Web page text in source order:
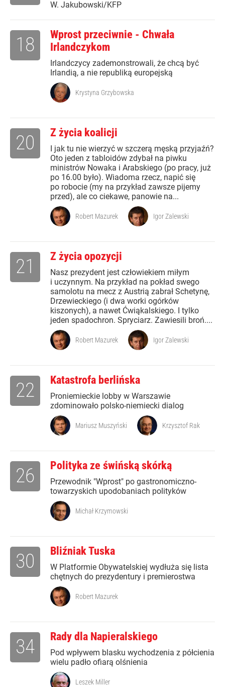
W. Jakubowski/KFP
Wprost przeciwnie - Chwała
Irlandczykom
Irlandczycy zademonstrowali, że chcą być
Irlandią, a nie republiką europejską
18
Krystyna Grzybowska
Z życia koalicji
I jak tu nie wierzyć w szczerą męską przyjaźń?
Oto jeden z tabloidów zdybał na piwku
ministrów Nowaka i Arabskiego (po pracy, już
po 16.00 było). Wiadoma rzecz, napić się
po robocie (my na przykład zawsze pijemy
przed), ale co ciekawe, panowie na...
20
Robert Mazurek Igor Zalewski
Z życia opozycji
Nasz prezydent jest człowiekiem miłym
i uczynnym. Na przykład na pokład swego
samolotu na mecz z Austrią zabrał Schetynę,
Drzewieckiego (i dwa worki ogórków
kiszonych), a nawet Ćwiąkalskiego. I tylko
jeden spadochron. Spryciarz. Zawiesili broń....
21
Robert Mazurek Igor Zalewski
Katastrofa berlińska
Proniemieckie lobby w Warszawie
zdominowało polsko-niemiecki dialog
22
Mariusz Muszyński Krzysztof Rak
Polityka ze świńską skórką
Przewodnik "Wprost" po gastronomiczno-
towarzyskich upodobaniach polityków
26
Michał Krzymowski
Bliźniak Tuska
W Platformie Obywatelskiej wydłuża się lista
chętnych do prezydentury i premierostwa
30
Robert Mazurek
Rady dla Napieralskiego
Pod wpływem blasku wychodzenia z półcienia
wielu padło ofiarą olśnienia
34
Leszek Miller